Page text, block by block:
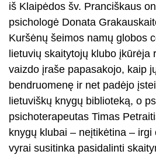
iš Klaipėdos šv. Pranciškaus
psichologė Donata
Kuršėnų šeimos namų globos
lietuvių skaitytojų klubo įkūrėja
vaizdo įraše papasakojo, kaip
bendruomenę ir net padėjo
lietuviškų knygų biblioteką, o
psichoterapeutas Timas
knygų klubai – neįtikėtina –
vyrai susitinka pasidalinti